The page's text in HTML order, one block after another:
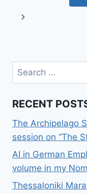
ΤΗΣ
navigation
Page
Next
Search
for:
RECENT
The Archipelago
session on “The
AI in German
volume in my
Thessaloniki